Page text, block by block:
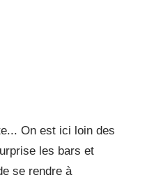
On est ici loin des
les bars et
se rendre à